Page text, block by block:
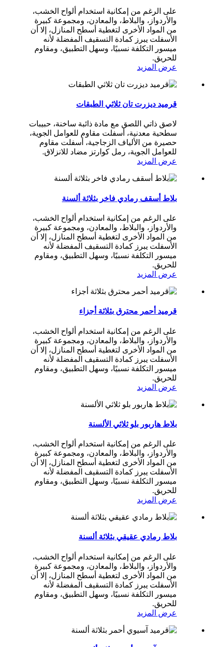
على الرغم من إمكانية استخدام ألواح الخشب،
والأردواز، والبلاط، والمعادن، ومجموعة كبيرة
من المواد الأخرى لتغطية أسطح المنازل، إلا أن
الأسفلت يبرز كمادة التسقيف المفضلة لأنه
ميسور التكلفة نسبيًا، وسهل التطبيق، ومقاوم
للحريق.
عرض المزيد
قرميد ديزرت تان ثلاثي الطبقات
لاصق ذاتي اللصق مع مادة ذائبة ساخنة، حبيبات
سطحية معدنية، أسفلت مقاوم للعوامل الجوية،
حصيرة من الألياف الزجاجية، أسفلت مقاوم
للعوامل الجوية، رمل كوارتز مضاد للانزلاق.
عرض المزيد
بلاط أسقف رمادي فاخر بثلاثة ألسنة
على الرغم من إمكانية استخدام ألواح الخشب،
والأردواز، والبلاط، والمعادن، ومجموعة كبيرة
من المواد الأخرى لتغطية أسطح المنازل، إلا أن
الأسفلت يبرز كمادة التسقيف المفضلة لأنه
ميسور التكلفة نسبيًا، وسهل التطبيق، ومقاوم
للحريق.
عرض المزيد
قرميد أحمر محترق بثلاثة أجزاء
على الرغم من إمكانية استخدام ألواح الخشب،
والأردواز، والبلاط، والمعادن، ومجموعة كبيرة
من المواد الأخرى لتغطية أسطح المنازل، إلا أن
الأسفلت يبرز كمادة التسقيف المفضلة لأنه
ميسور التكلفة نسبيًا، وسهل التطبيق، ومقاوم
للحريق.
عرض المزيد
بلاط هاربور بلو ثلاثي الألسنة
على الرغم من إمكانية استخدام ألواح الخشب،
والأردواز، والبلاط، والمعادن، ومجموعة كبيرة
من المواد الأخرى لتغطية أسطح المنازل، إلا أن
الأسفلت يبرز كمادة التسقيف المفضلة لأنه
ميسور التكلفة نسبيًا، وسهل التطبيق، ومقاوم
للحريق.
عرض المزيد
بلاط رمادي عقيقي بثلاثة ألسنة
على الرغم من إمكانية استخدام ألواح الخشب،
والأردواز، والبلاط، والمعادن، ومجموعة كبيرة
من المواد الأخرى لتغطية أسطح المنازل، إلا أن
الأسفلت يبرز كمادة التسقيف المفضلة لأنه
ميسور التكلفة نسبيًا، وسهل التطبيق، ومقاوم
للحريق.
عرض المزيد